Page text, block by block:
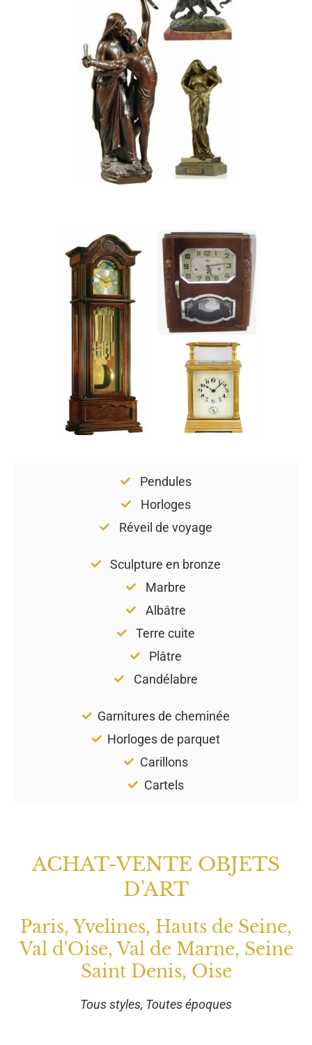
Pendules
Horloges
Réveil de voyage
Sculpture en bronze
Marbre
Albâtre
Terre cuite
Plâtre
Candélabre
Garnitures de cheminée
Horloges de parquet
Carillons
Cartels
ACHAT-VENTE OBJETS
D'ART
Paris, Yvelines, Hauts de Seine,
Val d'Oise, Val de Marne, Seine
Saint Denis, Oise
Tous styles, Toutes époques